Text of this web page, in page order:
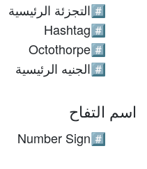
#️⃣التجزئة الرئيسية
#️⃣
Hashtag
#️⃣
Octothorpe
#️⃣الجنيه الرئيسية
اسم التفاح
#️⃣
Number Sign